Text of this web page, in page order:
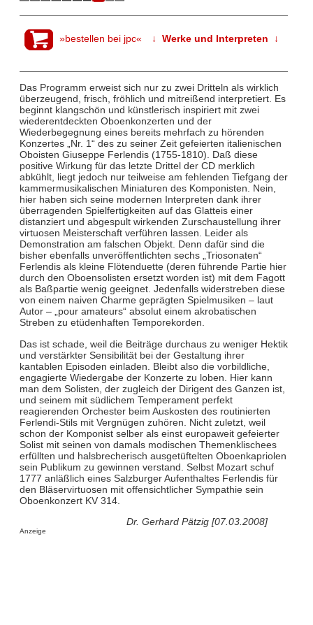
»bestellen bei jpc« ↓ Werke und Interpreten ↓
Das Programm erweist sich nur zu zwei Dritteln als wirklich
überzeugend, frisch, fröhlich und mitreißend interpretiert. Es
beginnt klangschön und künstlerisch inspiriert mit zwei
wiederentdeckten Oboenkonzerten und der
Wiederbegegnung eines bereits mehrfach zu hörenden
Konzertes „Nr. 1“ des zu seiner Zeit gefeierten italienischen
Oboisten Giuseppe Ferlendis (1755-1810). Daß diese
positive Wirkung für das letzte Drittel der CD merklich
abkühlt, liegt jedoch nur teilweise am fehlenden Tiefgang der
kammermusikalischen Miniaturen des Komponisten. Nein,
hier haben sich seine modernen Interpreten dank ihrer
überragenden Spielfertigkeiten auf das Glatteis einer
distanziert und abgespult wirkenden Zurschaustellung ihrer
virtuosen Meisterschaft verführen lassen. Leider als
Demonstration am falschen Objekt. Denn dafür sind die
bisher ebenfalls unveröffentlichten sechs „Triosonaten“
Ferlendis als kleine Flötenduette (deren führende Partie hier
durch den Oboensolisten ersetzt worden ist) mit dem Fagott
als Baßpartie wenig geeignet. Jedenfalls widerstreben diese
von einem naiven Charme geprägten Spielmusiken – laut
Autor – „pour amateurs“ absolut einem akrobatischen
Streben zu etüdenhaften Temporekorden.
Das ist schade, weil die Beiträge durchaus zu weniger Hektik
und verstärkter Sensibilität bei der Gestaltung ihrer
kantablen Episoden einladen. Bleibt also die vorbildliche,
engagierte Wiedergabe der Konzerte zu loben. Hier kann
man dem Solisten, der zugleich der Dirigent des Ganzen ist,
und seinem mit südlichem Temperament perfekt
reagierenden Orchester beim Auskosten des routinierten
Ferlendi-Stils mit Vergnügen zuhören. Nicht zuletzt, weil
schon der Komponist selber als einst europaweit gefeierter
Solist mit seinen von damals modischen Themenklischees
erfüllten und halsbrecherisch ausgetüftelten Oboenkapriolen
sein Publikum zu gewinnen verstand. Selbst Mozart schuf
1777 anläßlich eines Salzburger Aufenthaltes Ferlendis für
den Bläservirtuosen mit offensichtlicher Sympathie sein
Oboenkonzert KV 314.
Dr. Gerhard Pätzig [07.03.2008]
Anzeige